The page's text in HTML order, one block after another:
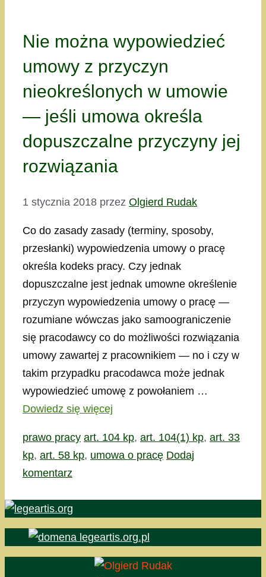
Nie można wypowiedzieć
umowy z przyczyn
nieokreślonych w umowie
— jeśli umowa określa
dopuszczalne przyczyny jej
rozwiązania
1 stycznia 2018 przez Olgierd Rudak
Co do zasady zasady (terminy, sposoby,
przesłanki) wypowiedzenia umowy o pracę
określa kodeks pracy. Czy jednak
dopuszczalne jest jednak umowne określenie
przyczyn wypowiedzenia umowy o pracę —
rozumiane wówczas jako samoograniczenie
się pracodawcy co do możliwości rozwiązania
umowy zawartej z pracownikiem — no i czy w
takim przypadku pracodawca może jednak
wypowiedzieć umowę z powołaniem …
Dowiedz się więcej
Kategorie
prawo pracy Tagi
art. 104 kp, art. 104(1) kp, art. 33
kp, art. 58 kp, umowa o pracę Dodaj
komentarz